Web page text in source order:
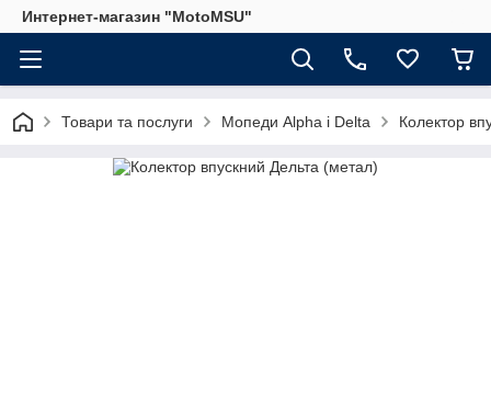
Интернет-магазин "MotoMSU"
Товари та послуги Мопеди Alpha і Delta Колектор